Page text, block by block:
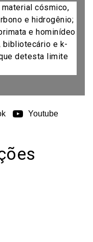
material cósmico,
e hidrogênio;
e hominídeo
bibliotecário e k-
detesta limite
Youtube